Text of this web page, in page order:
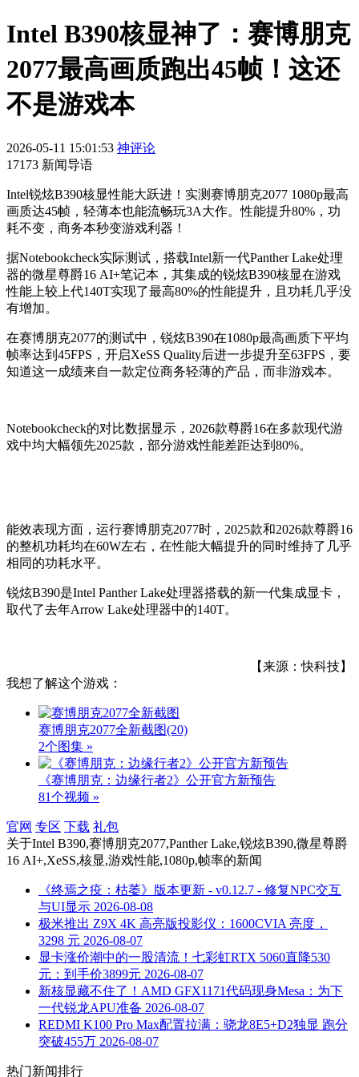
Intel B390核显神了：赛博朋克
2077最高画质跑出45帧！这还
不是游戏本
2026-05-11 15:01:53 神评论
17173 新闻导语
Intel锐炫B390核显性能大跃进！实测赛博朋克2077 1080p最高
画质达45帧，轻薄本也能流畅玩3A大作。性能提升80%，功
耗不变，商务本秒变游戏利器！
据Notebookcheck实际测试，搭载Intel新一代Panther Lake处理
器的微星尊爵16 AI+笔记本，其集成的锐炫B390核显在游戏
性能上较上代140T实现了最高80%的性能提升，且功耗几乎没
有增加。
在赛博朋克2077的测试中，锐炫B390在1080p最高画质下平均
帧率达到45FPS，开启XeSS Quality后进一步提升至63FPS，要
知道这一成绩来自一款定位商务轻薄的产品，而非游戏本。
Notebookcheck的对比数据显示，2026款尊爵16在多款现代游
戏中均大幅领先2025款，部分游戏性能差距达到80%。
能效表现方面，运行赛博朋克2077时，2025款和2026款尊爵16
的整机功耗均在60W左右，在性能大幅提升的同时维持了几乎
相同的功耗水平。
锐炫B390是Intel Panther Lake处理器搭载的新一代集成显卡，
取代了去年Arrow Lake处理器中的140T。
【来源：快科技】
我想了解这个游戏：
赛博朋克2077全新截图(20)
2个图集 »
《赛博朋克：边缘行者2》公开官方新预告
81个视频 »
官网 专区 下载 礼包
关于Intel B390,赛博朋克2077,Panther Lake,锐炫B390,微星尊爵
16 AI+,XeSS,核显,游戏性能,1080p,帧率的新闻
《终焉之疫：枯萎》版本更新 - v0.12.7 - 修复NPC交互
与UI显示 2026-08-08
极米推出 Z9X 4K 高亮版投影仪：1600CVIA 亮度，
3298 元 2026-08-07
显卡涨价潮中的一股清流！七彩虹RTX 5060直降530
元：到手价3899元 2026-08-07
新核显藏不住了！AMD GFX1171代码现身Mesa：为下
一代锐龙APU准备 2026-08-07
REDMI K100 Pro Max配置拉满：骁龙8E5+D2独显 跑分
突破455万 2026-08-07
热门新闻排行